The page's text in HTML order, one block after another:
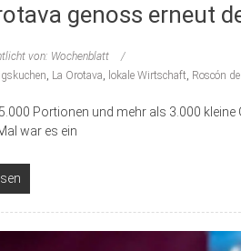
genoss erneut
von: Wochenblatt
, La Orotava, lokale Wirtschaft, Roscón
Portionen und mehr als 3.000
war es ein